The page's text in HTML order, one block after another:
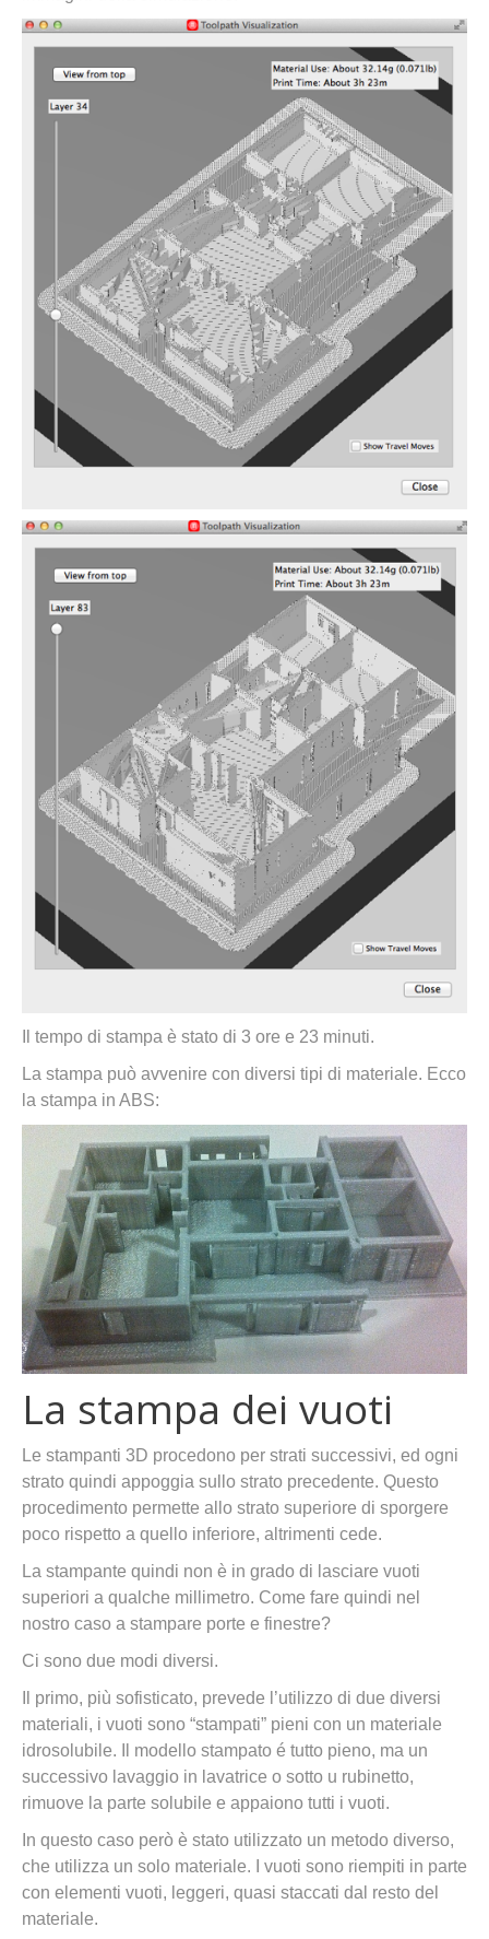
Il tempo di stampa è stato di 3 ore e 23 minuti.
La stampa può avvenire con diversi tipi di materiale. Ecco
la stampa in ABS:
La stampa dei vuoti
Le stampanti 3D procedono per strati successivi, ed ogni
strato quindi appoggia sullo strato precedente. Questo
procedimento permette allo strato superiore di sporgere
poco rispetto a quello inferiore, altrimenti cede.
La stampante quindi non è in grado di lasciare vuoti
superiori a qualche millimetro. Come fare quindi nel
nostro caso a stampare porte e finestre?
Ci sono due modi diversi.
Il primo, più sofisticato, prevede l’utilizzo di due diversi
materiali, i vuoti sono “stampati” pieni con un materiale
idrosolubile. Il modello stampato é tutto pieno, ma un
successivo lavaggio in lavatrice o sotto u rubinetto,
rimuove la parte solubile e appaiono tutti i vuoti.
In questo caso però è stato utilizzato un metodo diverso,
che utilizza un solo materiale. I vuoti sono riempiti in parte
con elementi vuoti, leggeri, quasi staccati dal resto del
materiale.